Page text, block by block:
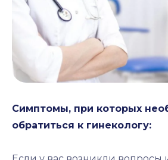
Симптомы, при которых
обратиться к гинекологу: